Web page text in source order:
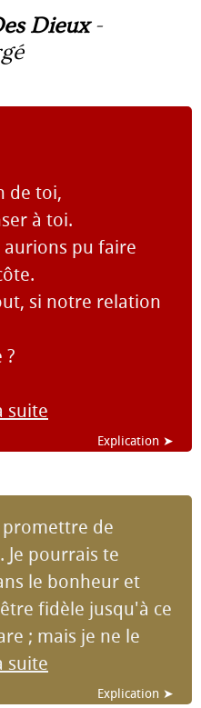
Dieux-
de toi,
à toi.
aurions pu faire
si notre relation
?
suite
Explication ➤
de
pourrais te
le bonheur et
fidèle jusqu'à ce
; mais je ne le
suite
Explication ➤